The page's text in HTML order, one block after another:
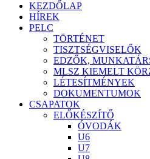
KEZDŐLAP
HÍREK
PELC
TÖRTÉNET
TISZTSÉGVISELŐK
EDZŐK,
MLSZ KIEMELT
LÉTESÍTMÉNYEK
DOKUMENTUMOK
CSAPATOK
ELŐKÉSZÍTŐ
ÓVODÁK
U6
U7